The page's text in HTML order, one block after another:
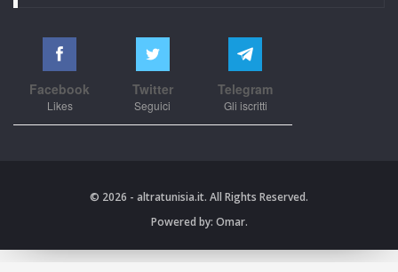
Facebook
Likes
Twitter
Seguici
Telegram
Gli iscritti
© 2026 - altratunisia.it. All Rights Reserved.
Powered by: Omar.